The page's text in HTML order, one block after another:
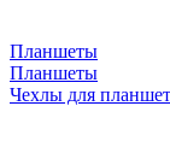
Планшеты
Планшеты
Чехлы для